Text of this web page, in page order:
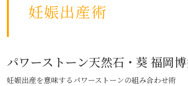
妊娠出産術
パワーストーン天然石・葵 福岡
妊娠出産を意味するパワーストーンの組み合わせ術